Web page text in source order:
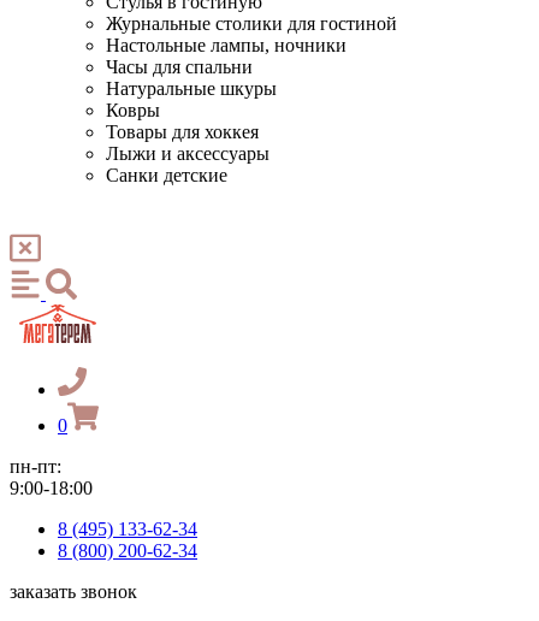
Журнальные столики для гостиной
Настольные лампы, ночники
Часы для спальни
Натуральные шкуры
Ковры
Товары для хоккея
Лыжи и аксессуары
Санки детские
0
пн-пт:
9:00-18:00
8 (495) 133-62-34
8 (800) 200-62-34
заказать звонок